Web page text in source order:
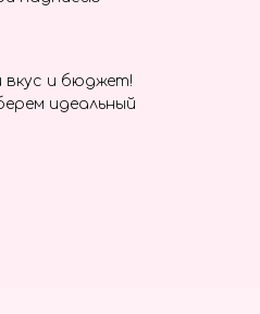
и бюджет!
идеальный